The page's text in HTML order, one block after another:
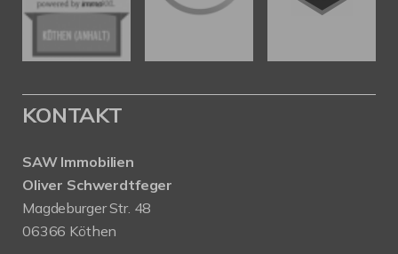
KONTAKT
SAW Immobilien
Oliver Schwerdtfeger
Magdeburger Str. 48
06366 Köthen